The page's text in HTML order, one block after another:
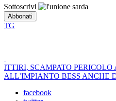
Sottoscrivi
TG
ITTIRI, SCAMPATO PERICOLO
ALL’IMPIANTO BESS ANCHE
facebook